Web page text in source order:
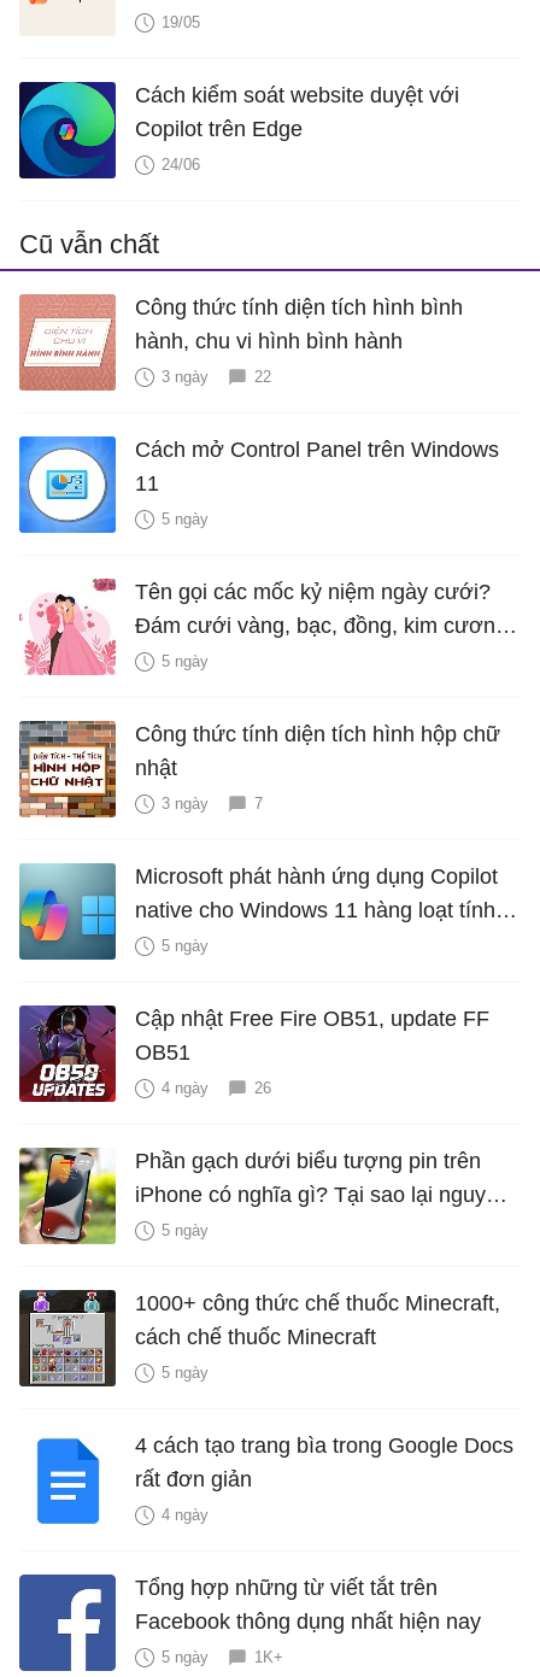
19/05
Cách kiểm soát website duyệt với
Copilot trên Edge
24/06
Cũ vẫn chất
Công thức tính diện tích hình bình
hành, chu vi hình bình hành
3 ngày 22
Cách mở Control Panel trên Windows
11
5 ngày
Tên gọi các mốc kỷ niệm ngày cưới?
Đám cưới vàng, bạc, đồng, kim cương
là bao nhiêu năm?
5 ngày
Công thức tính diện tích hình hộp chữ
nhật
3 ngày 7
Microsoft phát hành ứng dụng Copilot
native cho Windows 11 hàng loạt tính
năng mới Hữu Ích
5 ngày
Cập nhật Free Fire OB51, update FF
OB51
4 ngày 26
Phần gạch dưới biểu tượng pin trên
iPhone có nghĩa gì? Tại sao lại nguy
hiểm?
5 ngày
1000+ công thức chế thuốc Minecraft,
cách chế thuốc Minecraft
5 ngày
4 cách tạo trang bìa trong Google Docs
rất đơn giản
4 ngày
Tổng hợp những từ viết tắt trên
Facebook thông dụng nhất hiện nay
5 ngày 1K+